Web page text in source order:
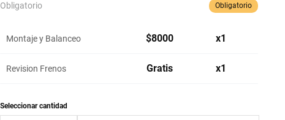
Obligatorio Obligatorio
Montaje y Balanceo $8000 x1
Revision Frenos Gratis x1